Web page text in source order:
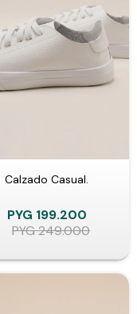
Calzado Casual.
PYG 199.200
PYG249.000